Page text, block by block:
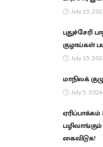
July 15,
புதுச்சேரி
குழாய்கள்
July 15,
மாநிலக்
July 5, 2026
கைவிடுக!